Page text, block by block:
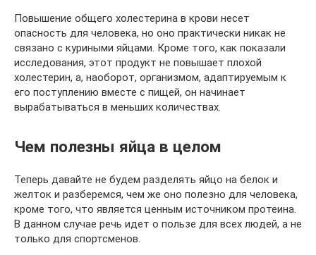
Повышение общего холестерина в крови несет
опасность для человека, но оно практически никак не
связано с куриными яйцами. Кроме того, как показали
исследования, этот продукт не повышает плохой
холестерин, а, наоборот, организмом, адаптируемым к
его поступлению вместе с пищей, он начинает
вырабатываться в меньших количествах.
Чем полезны яйца в целом
Теперь давайте не будем разделять яйцо на белок и
желток и разберемся, чем же оно полезно для человека,
кроме того, что является ценным источником протеина.
В данном случае речь идет о пользе для всех людей, а не
только для спортсменов.